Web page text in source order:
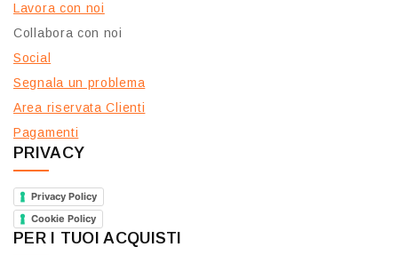
Lavora con noi
Collabora con noi
Social
Segnala un problema
Area riservata Clienti
Pagamenti
PRIVACY
Privacy Policy
Cookie Policy
PER I TUOI ACQUISTI